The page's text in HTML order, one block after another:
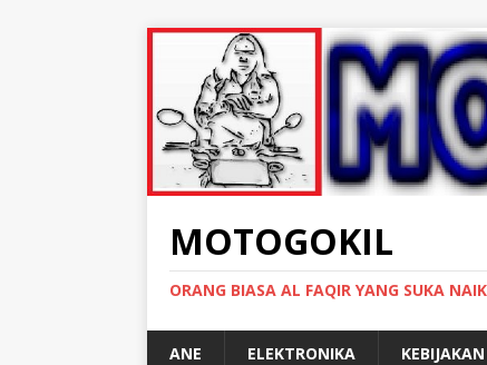
MOTOGOKIL
ORANG BIASA AL FAQIR YANG SUKA
ANE ELEKTRONIKA